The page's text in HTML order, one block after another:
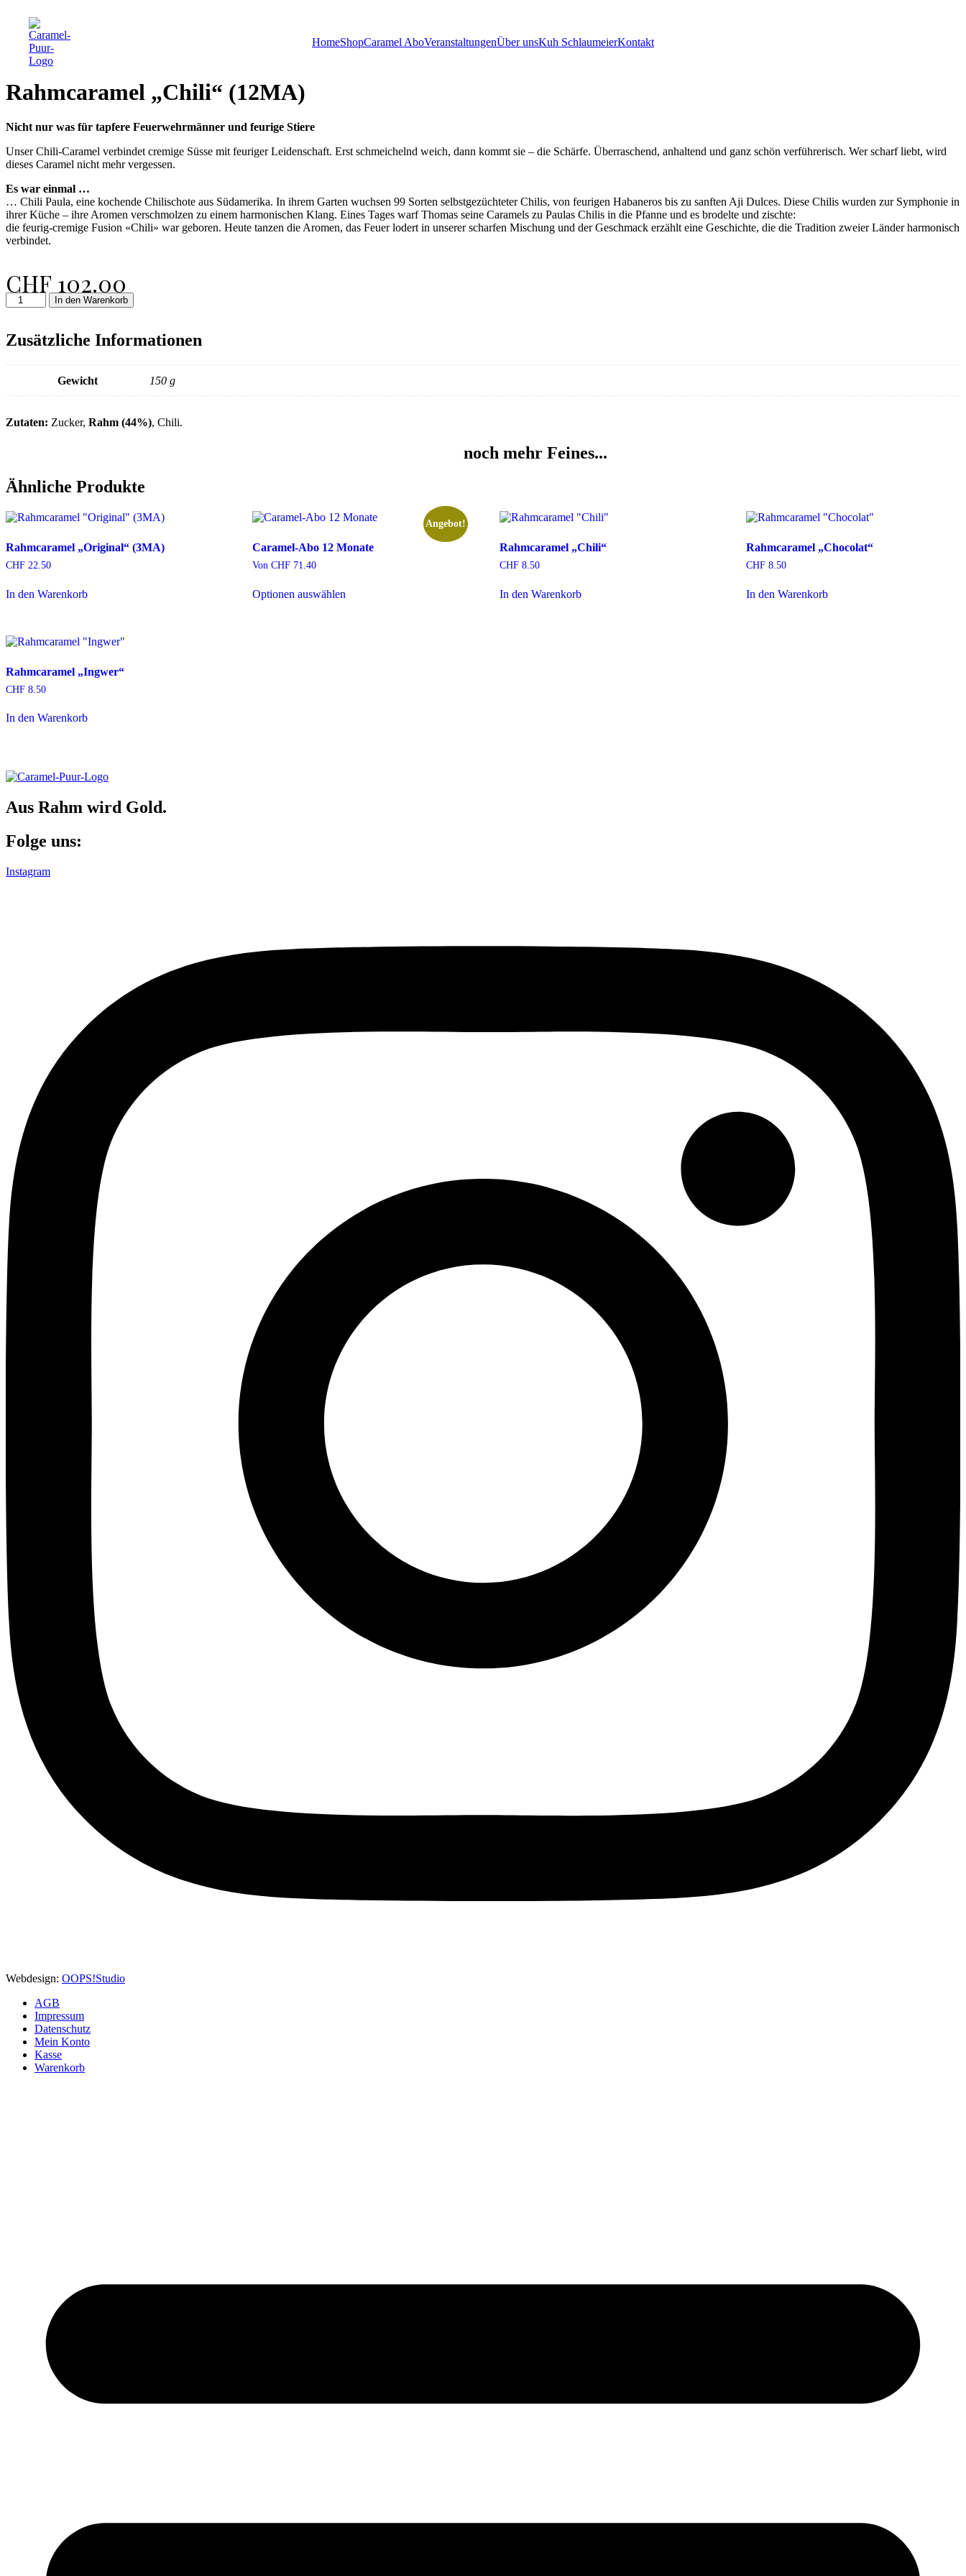
HomeShopCaramel AboVeranstaltungenÜber unsKuh SchlaumeierKontakt
Rahmcaramel „Chili“ (12MA)
Nicht nur was für tapfere Feuerwehrmänner und feurige Stiere
Unser Chili-Caramel verbindet cremige Süsse mit feuriger Leidenschaft. Erst schmeichelnd weich, dann kommt sie – die Schärfe. Überraschend, anhaltend und ganz schön verführerisch. Wer scharf liebt, wird
dieses Caramel nicht mehr vergessen.
Es war einmal …
… Chili Paula, eine kochende Chilischote aus Südamerika. In ihrem Garten wuchsen 99 Sorten selbstgezüchteter Chilis, von feurigen Habaneros bis zu sanften Aji Dulces. Diese Chilis wurden zur Symphonie in
ihrer Küche – ihre Aromen verschmolzen zu einem harmonischen Klang. Eines Tages warf Thomas seine Caramels zu Paulas Chilis in die Pfanne und es brodelte und zischte:
die feurig-cremige Fusion «Chili» war geboren. Heute tanzen die Aromen, das Feuer lodert in unserer scharfen Mischung und der Geschmack erzählt eine Geschichte, die die Tradition zweier Länder harmonisch
verbindet.
CHF 102.00
Rahmcaramel
"Chili"
Menge
In den Warenkorb
Zusätzliche Informationen
Gewicht 150 g
Zutaten: Zucker, Rahm (44%), Chili.
noch mehr Feines...
Ähnliche Produkte
Rahmcaramel „Original“ (3MA)
CHF 22.50
In den Warenkorb
Angebot!
Caramel-Abo 12 Monate
VonCHF 71.40
Optionen auswählen
Rahmcaramel „Chili“
CHF8.50
In den Warenkorb
Rahmcaramel „Chocolat“
CHF8.50
In den Warenkorb
Rahmcaramel „Ingwer“
CHF 8.50
In den Warenkorb
Aus Rahm wird Gold.
Folge uns:
Instagram
Webdesign: OOPS!Studio
AGB
Impressum
Datenschutz
Mein Konto
Kasse
Warenkorb